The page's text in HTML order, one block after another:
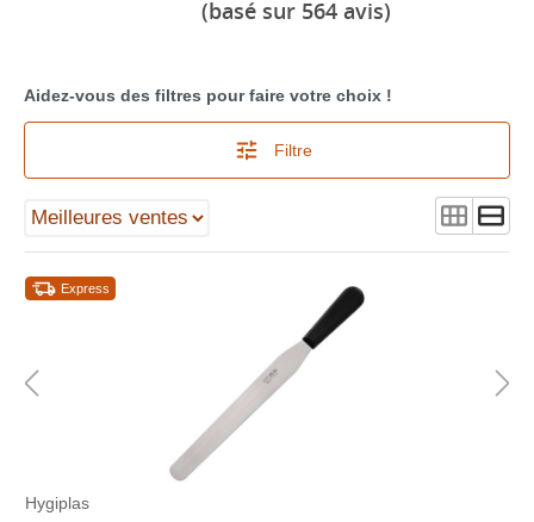
(basé sur 564 avis)
Aidez-vous des filtres pour faire votre choix !
Filtre
Express
Hygiplas